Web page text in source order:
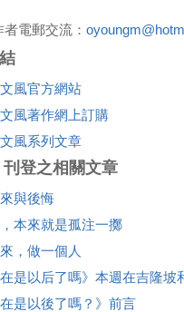
電郵交流：
風官方網站
風著作網上訂購
風系列文章
登之相關文章
與後悔
本來就是孤注一擲
，做一個人
在是以后了嗎》本週在吉隆坡
在是以後了嗎？》前言